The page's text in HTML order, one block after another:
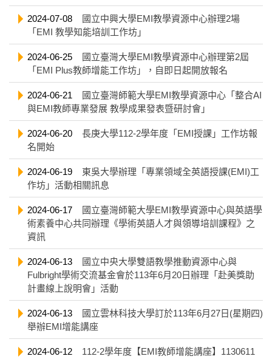
2024-07-08
國立中興大學EMI教學資源中心辦理2場
「EMI 教學知能培訓工作坊」
2024-06-25
國立臺灣大學EMI教學資源中心辦理第2屆
「EMI Plus教師增能工作坊」，自即日起開放報名
2024-06-21
國立臺灣師範大學EMI教學資源中心「整合AI
與EMI教師專業發展 教學成果發表暨研討會」
2024-06-20
長庚大學112-2學年度「EMI授課」工作坊報
名開始
2024-06-19
東吳大學辦理「專業領域全英語授課(EMI)工
作坊」活動相關訊息
2024-06-17
國立臺灣師範大學EMI教學資源中心與英語學
術素養中心共同辦理《學術英語人才與領導培訓課程》之
資訊
2024-06-13
國立中央大學雙語教學推動資源中心與
Fulbright學術交流基金會於113年6月20日辦理「赴美獎助
計畫線上說明會」活動
2024-06-13
國立雲林科技大學訂於113年6月27日(星期四)
舉辦EMI增能講座
2024-06-12
112-2學年度【EMI教師增能講座】1130611